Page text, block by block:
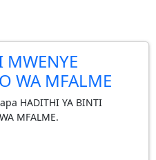
WA MFALME
HADITHI YA BINTI
MFALME.